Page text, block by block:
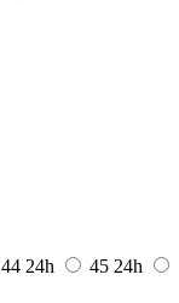
44 24h 45 24h